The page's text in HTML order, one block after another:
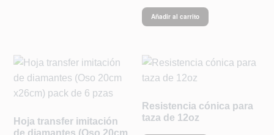
Añadir al carrito
Hoja transfer imitación
Resistencia cónica para
taza de 12oz